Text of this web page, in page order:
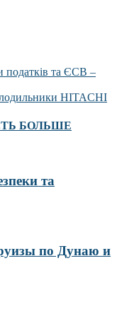
податків та ЄСВ –
HITACHI
БОЛЬШЕ
та
по Дунаю и